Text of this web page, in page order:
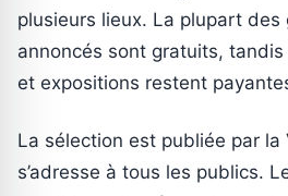
plusieurs lieux. La plupart
annoncés sont gratuits,
et expositions restent
La sélection est publiée par
s’adresse à tous les publics.